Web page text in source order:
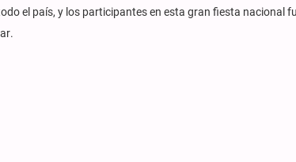
el país, y los participantes en esta gran fiesta nacional